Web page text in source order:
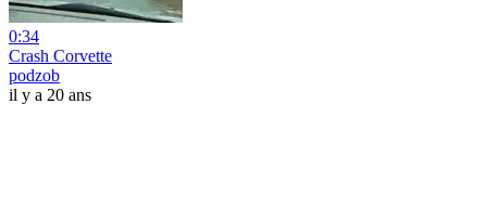
0:34
Crash Corvette
podzob
il y a 20 ans